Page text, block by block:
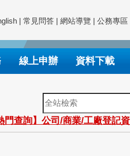
| 常見問答 | 網站導覽 | 公務專區
線上申辦 資料下載
全
站
檢
索
門查詢】公司/商業/工廠登記